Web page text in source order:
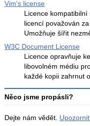
Vim's license
Licence
licencí považován
Umožňuje šířit
W3C Document License
Licence opravňuje
libovolném médiu
každé kopii zahrnut
Něco jsme propásli?
Dejte nám vědět.